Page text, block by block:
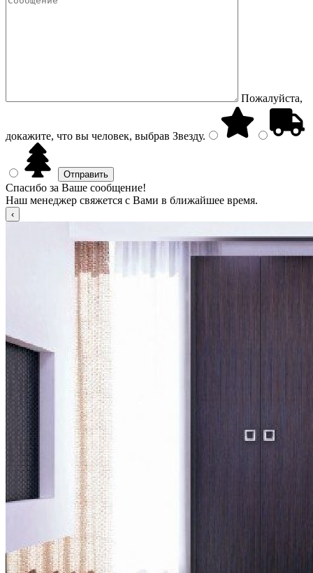
Пожалуйста,
докажите, что вы человек, выбрав Звезду.
Спасибо за Ваше сообщение!
Наш менеджер свяжется с Вами в ближайшее время.